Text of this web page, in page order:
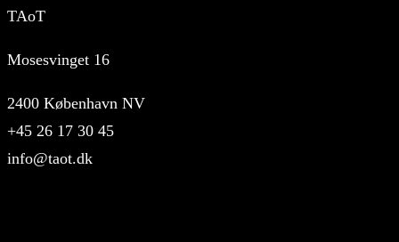
TAoT
Mosesvinget 16
2400 København NV
+45 26 17 30 45
info@taot.dk